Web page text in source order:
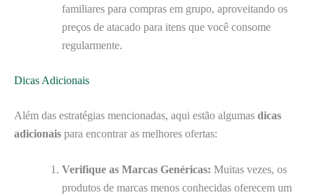
familiares para compras em grupo, aproveitando os
preços de atacado para itens que você consome
regularmente.
Dicas Adicionais
Além das estratégias mencionadas, aqui estão algumas dicas
adicionais para encontrar as melhores ofertas:
Verifique as Marcas Genéricas: Muitas vezes, os
produtos de marcas menos conhecidas oferecem um